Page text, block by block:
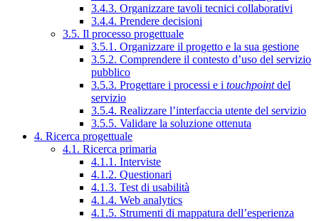
3.4.3. Organizzare tavoli tecnici collaborativi
3.4.4. Prendere decisioni
3.5. Il processo progettuale
3.5.1. Organizzare il progetto e la sua gestione
3.5.2. Comprendere il contesto d’uso del servizio
pubblico
3.5.3. Progettare i processi e i touchpointdel
servizio
3.5.4. Realizzare l’interfaccia utente del servizio
3.5.5. Validare la soluzione ottenuta
4. Ricerca progettuale
4.1. Ricerca primaria
4.1.1. Interviste
4.1.2. Questionari
4.1.3. Test di usabilità
4.1.4. Web analytics
4.1.5. Strumenti di mappatura dell’esperienza